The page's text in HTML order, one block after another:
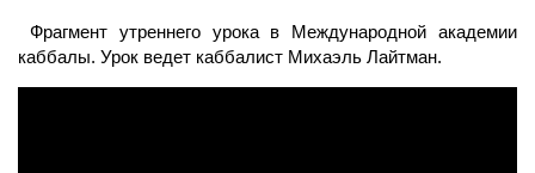
Фрагмент утреннего урока в Международной академии
каббалы. Урок ведет каббалист Михаэль Лайтман.